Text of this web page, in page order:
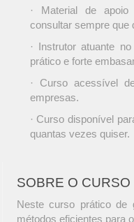
· Material de
consultar sempre que
· Instrutor atuante
prático e forte
· Curso acessível
empresas.
· Curso disponível
quantas vezes quiser.
SOBRE O CURSO
Neste curso prático de
métodos eficientes para